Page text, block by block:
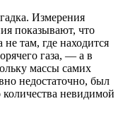
Измерения
показывают, что
не там, где находится
газа, — а в
массы самих
недостаточно, был
невидимой